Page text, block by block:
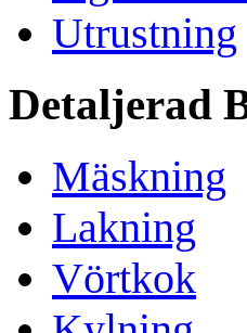
Utrustning
Detaljerad
Mäskning
Lakning
Vörtkok